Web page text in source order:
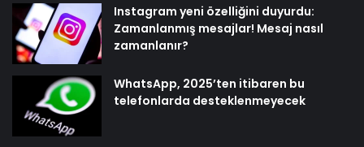
Instagram yeni özelliğini duyurdu:
Zamanlanmış mesajlar! Mesaj nasıl
zamanlanır?
WhatsApp, 2025’ten itibaren bu
telefonlarda desteklenmeyecek